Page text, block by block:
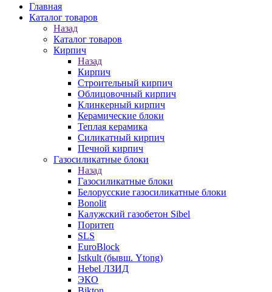
Главная
Каталог товаров
Назад
Каталог товаров
Кирпич
Назад
Кирпич
Строительный кирпич
Облицовочный кирпич
Клинкерный кирпич
Керамические блоки
Теплая керамика
Силикатный кирпич
Печной кирпич
Газосиликатные блоки
Назад
Газосиликатные блоки
Белорусские газосиликатные блоки
Bonolit
Калужский газобетон Sibel
Поритеп
SLS
EuroBlock
Istkult (бывш. Ytong)
Hebel ЛЗИД
ЭКО